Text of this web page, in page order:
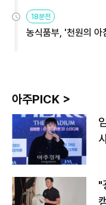
18분전
농식품부, '천원의
아주PICK >
"